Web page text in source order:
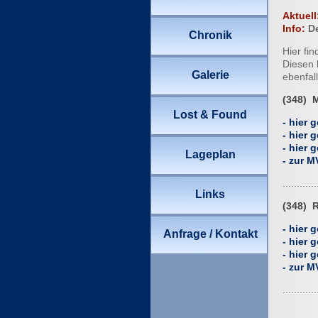
Info:
Hier
Diesen
(348)
- hier g
- hier
- hier
- zur
(348)
- hier g
- hier
- hier
- zur